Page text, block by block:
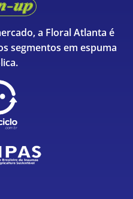
a Floral Atlanta é
segmentos em espuma